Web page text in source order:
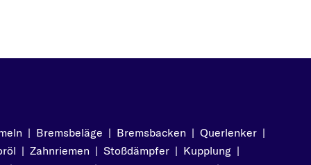
| Bremsbeläge | Bremsbacken | Querlenker |
| Zahnriemen | Stoßdämpfer | Kupplung |